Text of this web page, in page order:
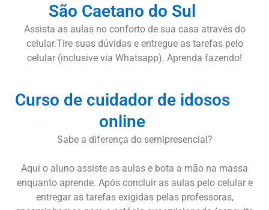
São Caetano do Sul
Assista as aulas no conforto de sua casa através do
celular.Tire suas dúvidas e entregue as tarefas pelo
celular (inclusive via Whatsapp). Aprenda fazendo!
Curso de cuidador de idosos
online
Sabe a diferença do semipresencial?
Aqui o aluno assiste as aulas e bota a mão na massa
enquanto aprende. Após concluir as aulas pelo celular e
entregar as tarefas exigidas pelas professoras,